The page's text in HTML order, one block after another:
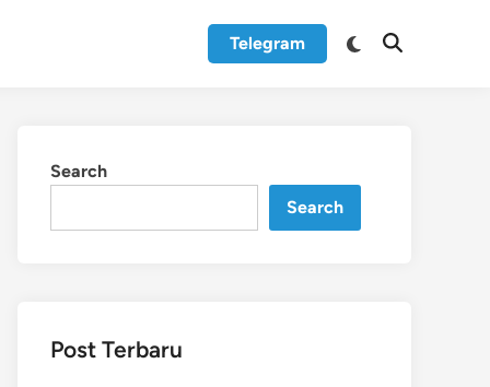
Telegram
Switch
Open
Search
Search
Post Terbaru